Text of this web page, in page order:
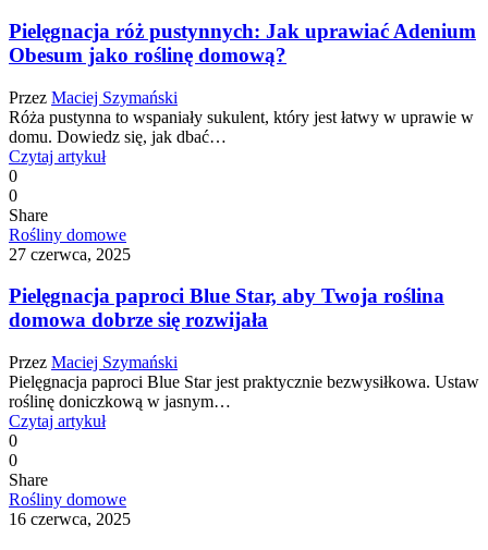
Pielęgnacja róż pustynnych: Jak uprawiać Adenium
Obesum jako roślinę domową?
Przez Maciej Szymański
Róża pustynna to wspaniały sukulent, który jest łatwy w uprawie w
domu. Dowiedz się, jak dbać…
Czytaj artykuł
0
0
Share
Rośliny domowe
27 czerwca, 2025
Pielęgnacja paproci Blue Star, aby Twoja roślina
domowa dobrze się rozwijała
Przez Maciej Szymański
Pielęgnacja paproci Blue Star jest praktycznie bezwysiłkowa. Ustaw
roślinę doniczkową w jasnym…
Czytaj artykuł
0
0
Share
Rośliny domowe
16 czerwca, 2025